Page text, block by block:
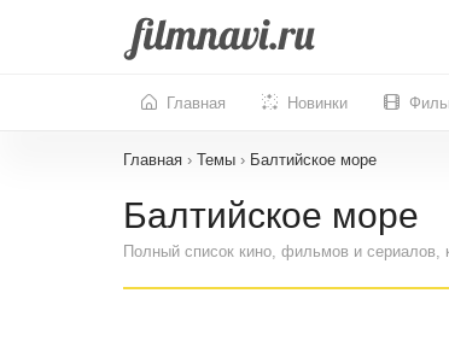
Главная Новинки
Главная › Темы › Балтийское море
Балтийское море
Полный список кино, фильмов и сериалов,